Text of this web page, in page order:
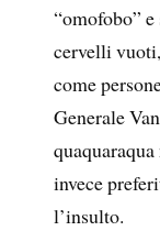
“omofobo”
cervelli
come
Generale
invece
l’insulto.